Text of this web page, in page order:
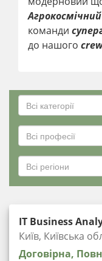
команди
до нашого
Всі категорії
Всі професії
Всі регіони
IT Business
Київ, Київська
Договірна,